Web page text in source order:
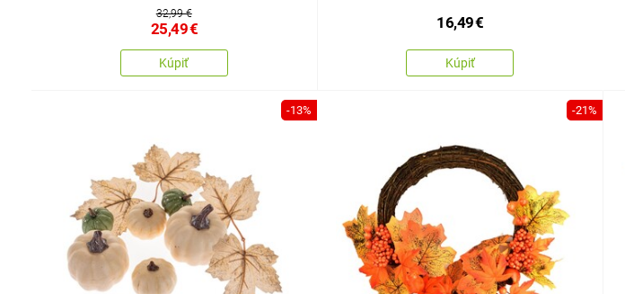
32,99 €
25,49€
Kúpiť
16,49€
Kúpiť
-13% -21%